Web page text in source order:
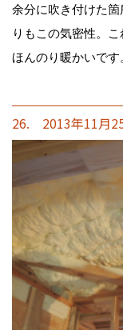
余分に吹き付けた
りもこの気密性。
ほんのり暖かいです
26. 2013年11月